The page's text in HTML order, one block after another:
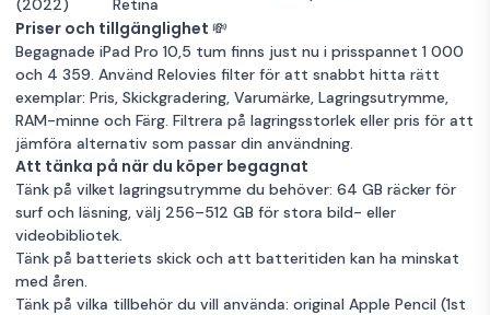
Priser och tillgänglighet 💸
Begagnade iPad Pro 10,5 tum finns just nu i prisspannet 1 000
och 4 359. Använd Relovies filter för att snabbt hitta rätt
exemplar: Pris, Skickgradering, Varumärke, Lagringsutrymme,
RAM-minne och Färg. Filtrera på lagringsstorlek eller pris för att
jämföra alternativ som passar din användning.
Att tänka på när du köper begagnat
Tänk på vilket lagringsutrymme du behöver: 64 GB räcker för
surf och läsning, välj 256–512 GB för stora bild- eller
videobibliotek.
Tänk på batteriets skick och att batteritiden kan ha minskat
med åren.
Tänk på vilka tillbehör du vill använda: original Apple Pencil (1st